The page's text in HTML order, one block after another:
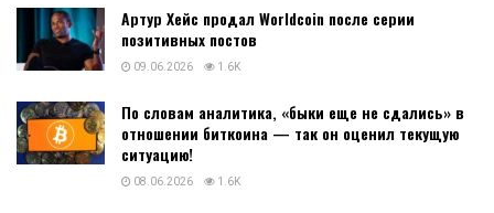
Артур Хейс продал Worldcoin после серии
позитивных постов
09.06.2026 1.6K
По словам аналитика, «быки еще не сдались» в
отношении биткоина — так он оценил текущую
ситуацию!
08.06.2026 1.6K